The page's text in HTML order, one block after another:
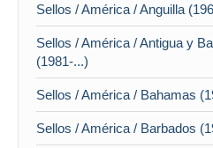
Sellos / América / Anguilla
Sellos / América / Antigua y
(1981-...)
Sellos / América / Bahamas
Sellos / América / Barbados